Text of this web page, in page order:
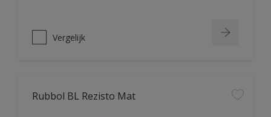
Vergelijk
Rubbol BL Rezisto Mat